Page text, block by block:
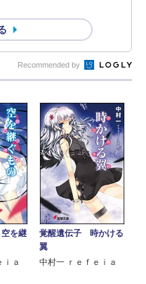
Recommended by
を継
ｉａ
覚醒遺伝子 時かける
翼
中村一 ｒｅｆｅｉａ